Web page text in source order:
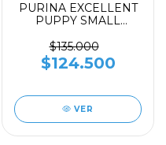
PURINA EXCELLENT
PUPPY SMALL
$135.000
$124.500
VER